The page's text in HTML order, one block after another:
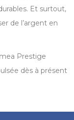
Et surtout,
de l’argent en
Prestige
dès à présent